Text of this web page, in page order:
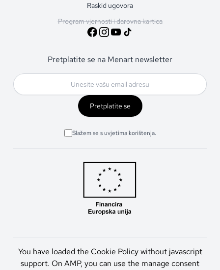
Raskid ugovora
Program vjernosti i darovna kartica
Pretplatite se na Menart newsletter
Pretplatite se
Slažem se s uvjetima korištenja.
You have loaded the Cookie Policy without javascript
support. On AMP, you can use the manage consent